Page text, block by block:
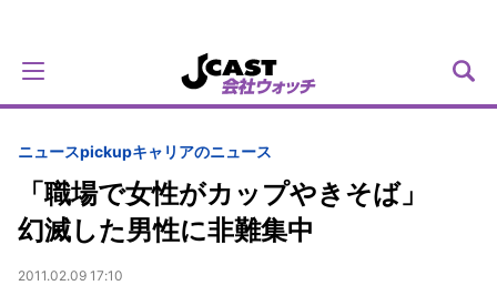
ニュースpickupキャリアのニュース
「職場で女性がカップやきそば」
幻滅した男性に非難集中
2011.02.09 17:10